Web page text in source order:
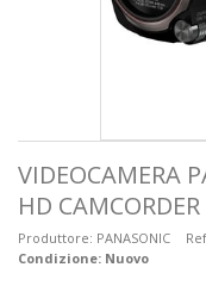
VIDEOCAMERA
HD
Produttore: PANASONIC
Condizione: Nuovo